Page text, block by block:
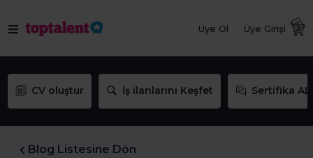
Üye Ol Üye Girişi
CV oluştur İş ilanlarını Keşfet Sertifika AL
Blog Listesine Dön